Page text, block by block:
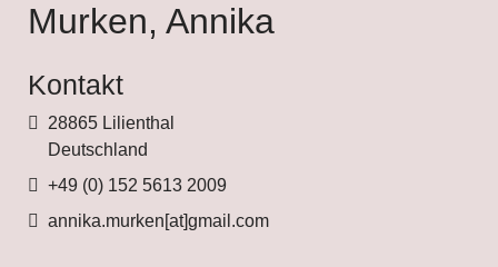
Murken, Annika
Kontakt
Adresse
28865 Lilienthal
Deutschland
Telefon
+49 (0) 152 5613 2009
Fax
annika.murken[at]gmail.com